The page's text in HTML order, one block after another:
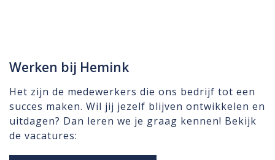
Werken bij Hemink
Het zijn de medewerkers die ons bedrijf tot een
succes maken. Wil jij jezelf blijven ontwikkelen en
uitdagen? Dan leren we je graag kennen! Bekijk
de vacatures: